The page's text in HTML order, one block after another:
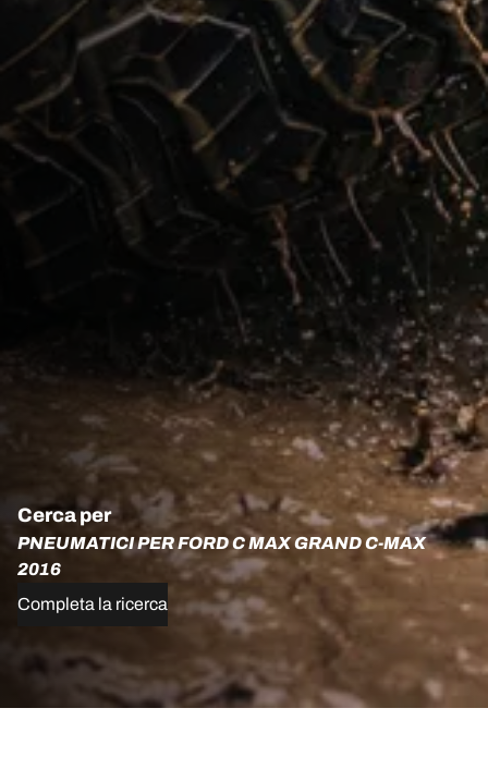
Cerca per
PNEUMATICI PER FORD C MAX GRAND C-MAX
2016
Completa la ricerca